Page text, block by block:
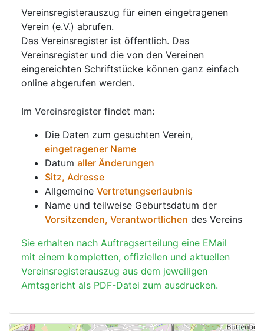
Vereinsregisterauszug für einen eingetragenen
Verein (e.V.) abrufen.
Das Vereinsregister ist öffentlich. Das
Vereinsregister und die von den Vereinen
eingereichten Schriftstücke können ganz einfach
online abgerufen werden.
Im Vereinsregister findet man:
Die Daten zum gesuchten Verein,
eingetragener Name
Datum aller Änderungen
Sitz, Adresse
Allgemeine Vertretungserlaubnis
Name und teilweise Geburtsdatum der
Vorsitzenden, Verantwortlichen des Vereins
Sie erhalten nach Auftragserteilung eine EMail
mit einem kompletten, offiziellen und aktuellen
Vereinsregisterauszug aus dem jeweiligen
Amtsgericht als PDF-Datei zum ausdrucken.